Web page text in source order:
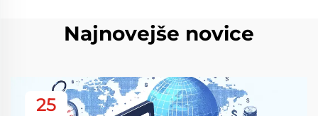
Najnovejše novice
25